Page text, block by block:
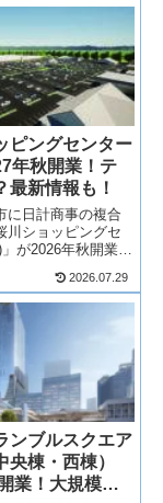
ピングセンター
年秋開業！テ
最新情報も！
に日計商事の複合
川ショッピングセ
が2026年秋開業！
中心とした新たな
ンが誕生します！
アクセスは？そう
報や求人情報も含
2026.07.29
ンブルスクエア
棟・西棟）
業！大規模商